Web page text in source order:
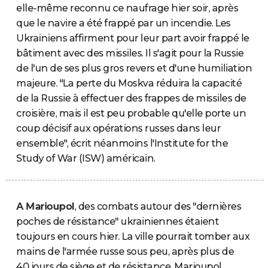
elle-même reconnu ce naufrage hier soir, après
que le navire a été frappé par un incendie. Les
Ukrainiens affirment pour leur part avoir frappé le
bâtiment avec des missiles. Il s'agit pour la Russie
de l'un de ses plus gros revers et d'une humiliation
majeure. "La perte du Moskva réduira la capacité
de la Russie à effectuer des frappes de missiles de
croisière, mais il est peu probable qu'elle porte un
coup décisif aux opérations russes dans leur
ensemble", écrit néanmoins l'Institute for the
Study of War (ISW) américain.
A Marioupol, des combats autour des "dernières
poches de résistance" ukrainiennes étaient
toujours en cours hier. La ville pourrait tomber aux
mains de l'armée russe sous peu, après plus de